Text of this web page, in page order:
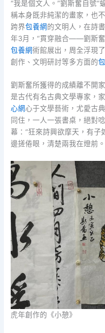
“我是個文人。”劉斯奮自號“
稱本身既非純潔的畫家，也
跨界包養網的文明人，在詩
年3月，“貫穿融合——劉斯
包養網術館展出，周全浮現
創作、文明研討等多方面的
劉斯奮所獲得的成績離不開
是古代有名古典文學專家，
心網心于文學藝術，尤愛古
同住，一人一張書桌，絕對
幕：“狂來詩興欲摩天，有子
邊搓倦眼，清楚兩我在燈前
虎年創作的《小憩》